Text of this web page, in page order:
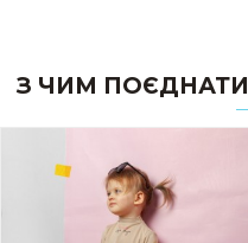
З ЧИМ ПОЄДНАТИ